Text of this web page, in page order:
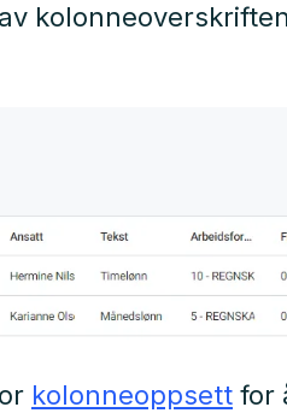
kolonneoppsett for